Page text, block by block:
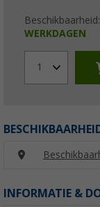
Beschikbaarheid:
WERKDAGEN
1
INFORMATIE &